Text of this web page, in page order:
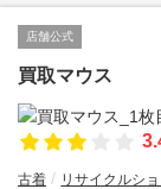
店舗公式
買取マウス
古着 リサイクルシ